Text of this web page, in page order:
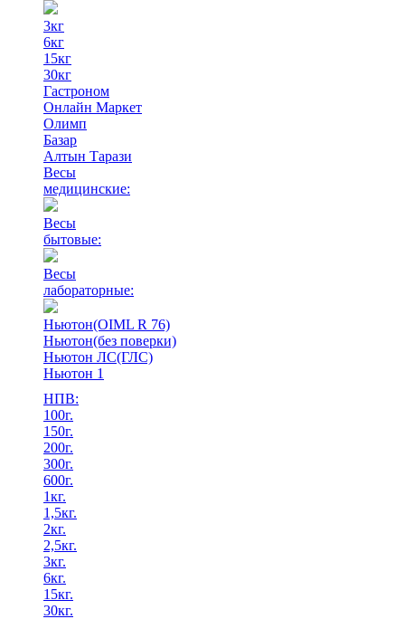
3кг
6кг
15кг
30кг
Гастроном
Онлайн Маркет
Олимп
Базар
Алтын Тарази
Весы
медицинские:
Весы
бытовые:
Весы
лабораторные:
Ньютон(OIML R 76)
Ньютон(без поверки)
Ньютон ЛС(ГЛС)
Ньютон 1
НПВ:
100г.
150г.
200г.
300г.
600г.
1кг.
1,5кг.
2кг.
2,5кг.
3кг.
6кг.
15кг.
30кг.